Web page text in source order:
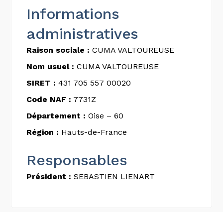
Informations
administratives
Raison sociale : CUMA VALTOUREUSE
Nom usuel : CUMA VALTOUREUSE
SIRET : 431 705 557 00020
Code NAF : 7731Z
Département : Oise – 60
Région : Hauts-de-France
Responsables
Président : SEBASTIEN LIENART